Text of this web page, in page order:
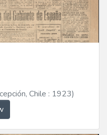
Chile : 1923)